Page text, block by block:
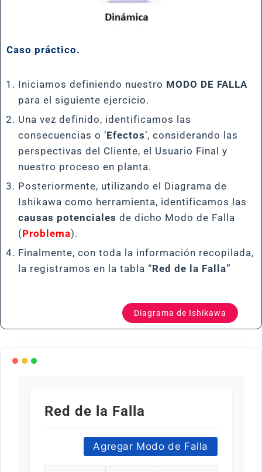
Caso práctico.
Iniciamos definiendo nuestro MODO DE FALLA
para el siguiente ejercicio.
Una vez definido, identificamos las
consecuencias o ‘Efectos‘, considerando las
perspectivas del Cliente, el Usuario Final y
nuestro proceso en planta.
Posteriormente, utilizando el Diagrama de
Ishikawa como herramienta, identificamos las
causas potenciales de dicho Modo de Falla
(Problema).
Finalmente, con toda la información recopilada,
la registramos en la tabla “Red de la Falla”
Diagrama de Ishikawa
Red de la Falla
Agregar Modo de Falla